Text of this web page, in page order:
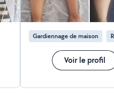
Gardiennage de maison
Voir le profil